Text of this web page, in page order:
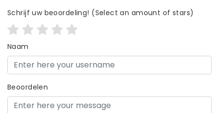
Schrijf uw beoordeling! (Select an amount of stars)
Naam
Beoordelen